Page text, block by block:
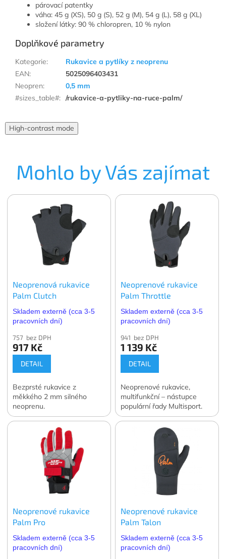
párovací patentky
váha: 45 g (XS), 50 g (S), 52 g (M), 54 g (L), 58 g (XL)
složení látky: 90 % chloropren, 10 % nylon
Doplňkové parametry
Kategorie:
Rukavice a pytlíky z neoprenu
EAN:
5025096403431
Neopren:
0,5 mm
#sizes_table#: /rukavice-a-pytliky-na-ruce-palm/
High-contrast mode
Mohlo by Vás zajímat
Neoprenová rukavice
Palm Clutch
Skladem externě (cca 3-5
pracovních dní)
757 bez DPH
917 Kč
DETAIL
Bezprsté rukavice z
měkkého 2 mm silného
neoprenu.
Neoprenové rukavice
Palm Throttle
Skladem externě (cca 3-5
pracovních dní)
941 bez DPH
1 139 Kč
DETAIL
Neoprenové rukavice,
multifunkční – nástupce
populární řady Multisport.
Neoprenové rukavice
Palm Pro
Skladem externě (cca 3-5
pracovních dní)
Neoprenové rukavice
Palm Talon
Skladem externě (cca 3-5
pracovních dní)